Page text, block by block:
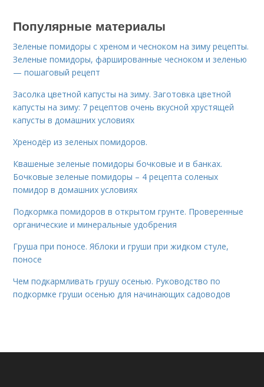
Популярные материалы
Зеленые помидоры с хреном и чесноком на зиму рецепты.
Зеленые помидоры, фаршированные чесноком и зеленью
— пошаговый рецепт
Засолка цветной капусты на зиму. Заготовка цветной
капусты на зиму: 7 рецептов очень вкусной хрустящей
капусты в домашних условиях
Хренодёр из зеленых помидоров.
Квашеные зеленые помидоры бочковые и в банках.
Бочковые зеленые помидоры – 4 рецепта соленых
помидор в домашних условиях
Подкормка помидоров в открытом грунте. Проверенные
органические и минеральные удобрения
Груша при поносе. Яблоки и груши при жидком стуле,
поносе
Чем подкармливать грушу осенью. Руководство по
подкормке груши осенью для начинающих садоводов